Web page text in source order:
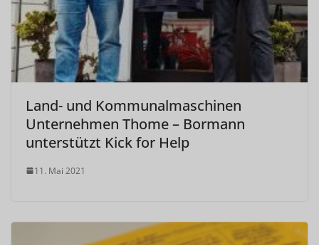
Land- und Kommunalmaschinen
Unternehmen Thome – Bormann
unterstützt Kick for Help
11. Mai 2021